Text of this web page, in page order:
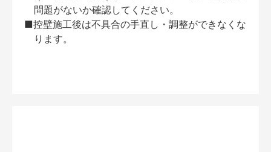
問題がないか確認してください。
■控壁施工後は不具合の手直し・調整ができなくな
ります。